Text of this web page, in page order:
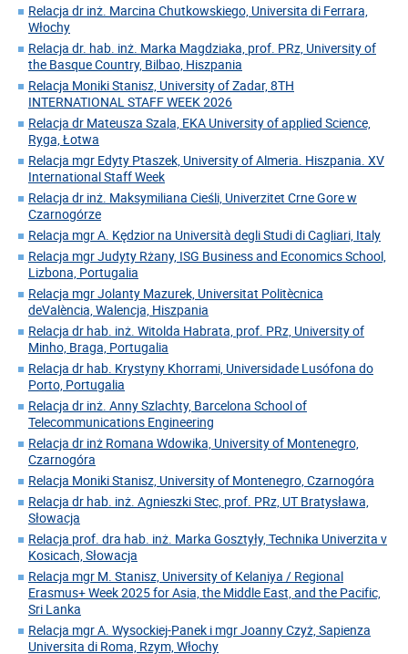
Relacja dr inż. Marcina Chutkowskiego, Universita di Ferrara,
Włochy
Relacja dr. hab. inż. Marka Magdziaka, prof. PRz, University of
the Basque Country, Bilbao, Hiszpania
Relacja Moniki Stanisz, University of Zadar, 8TH
INTERNATIONAL STAFF WEEK 2026
Relacja dr Mateusza Szala, EKA University of applied Science,
Ryga, Łotwa
Relacja mgr Edyty Ptaszek, University of Almeria. Hiszpania. XV
International Staff Week
Relacja dr inż. Maksymiliana Cieśli, Univerzitet Crne Gore w
Czarnogórze
Relacja mgr A. Kędzior na Università degli Studi di Cagliari, Italy
Relacja mgr Judyty Rżany, ISG Business and Economics School,
Lizbona, Portugalia
Relacja mgr Jolanty Mazurek, Universitat Politècnica
deValència, Walencja, Hiszpania
Relacja dr hab. inż. Witolda Habrata, prof. PRz, University of
Minho, Braga, Portugalia
Relacja dr hab. Krystyny Khorrami, Universidade Lusófona do
Porto, Portugalia
Relacja dr inż. Anny Szlachty, Barcelona School of
Telecommunications Engineering
Relacja dr inż Romana Wdowika, University of Montenegro,
Czarnogóra
Relacja Moniki Stanisz, University of Montenegro, Czarnogóra
Relacja dr hab. inż. Agnieszki Stec, prof. PRz, UT Bratysława,
Słowacja
Relacja prof. dra hab. inż. Marka Gosztyły, Technika Univerzita v
Kosicach, Słowacja
Relacja mgr M. Stanisz, University of Kelaniya / Regional
Erasmus+ Week 2025 for Asia, the Middle East, and the Pacific,
Sri Lanka
Relacja mgr A. Wysockiej-Panek i mgr Joanny Czyż, Sapienza
Universita di Roma, Rzym, Włochy